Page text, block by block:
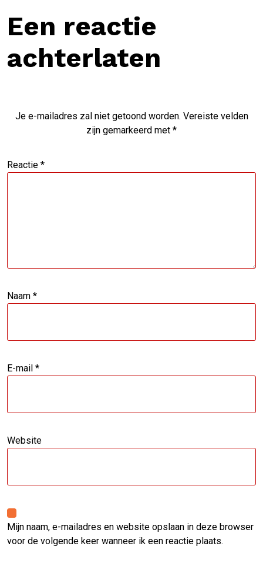
Een reactie
achterlaten
Je e-mailadres zal niet getoond worden. Vereiste velden
zijn gemarkeerd met *
Reactie *
Naam *
E-mail *
Website
Mijn naam, e-mailadres en website opslaan in deze browser
voor de volgende keer wanneer ik een reactie plaats.